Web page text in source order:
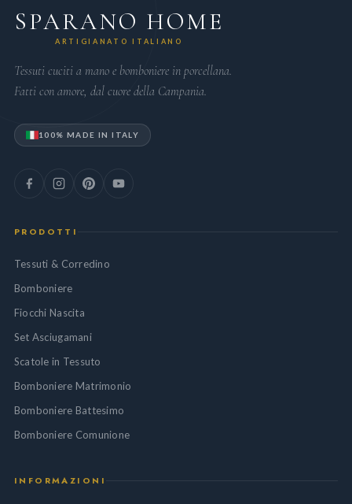
SPARANO HOME
ARTIGIANATO ITALIANO
Tessuti cuciti a mano e bomboniere in porcellana.
Fatti con amore, dal cuore della Campania.
100% MADE IN ITALY
PRODOTTI
Tessuti & Corredino
Bomboniere
Fiocchi Nascita
Set Asciugamani
Scatole in Tessuto
Bomboniere Matrimonio
Bomboniere Battesimo
Bomboniere Comunione
INFORMAZIONI